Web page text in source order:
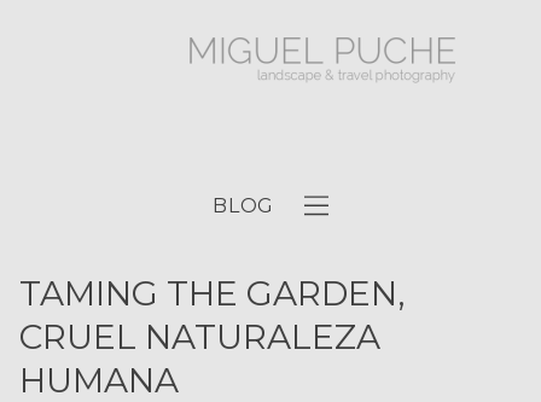
BLOG
TAMING THE GARDEN,
CRUEL NATURALEZA
HUMANA